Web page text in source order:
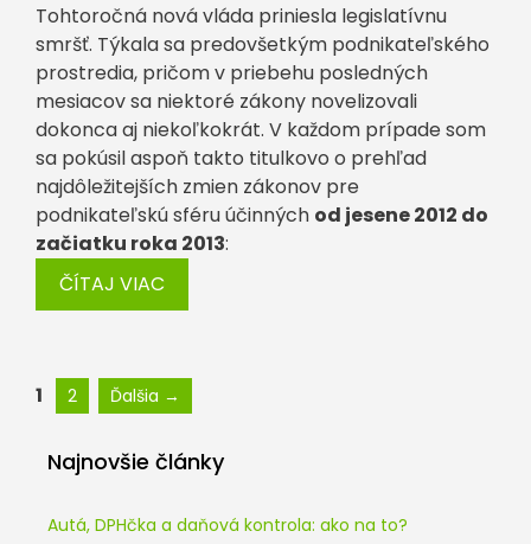
Tohtoročná nová vláda priniesla legislatívnu
smršť. Týkala sa predovšetkým podnikateľského
prostredia, pričom v priebehu posledných
mesiacov sa niektoré zákony novelizovali
dokonca aj niekoľkokrát. V každom prípade som
sa pokúsil aspoň takto titulkovo o prehľad
najdôležitejších zmien zákonov pre
podnikateľskú sféru účinných od jesene 2012 do
začiatku roka 2013:
ČÍTAJ VIAC
Stránka
1 Stránka
2 Ďalšia →
Najnovšie články
Autá, DPHčka a daňová kontrola: ako na to?